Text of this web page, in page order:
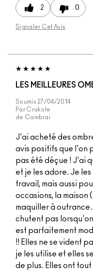
2 0
Signaler Cet Avis
LES MEILLEURES
Soumis 27/04/2014
Par Crakote
de Cambrai
J'ai acheté des
avis positifs que l'on
pas été déçue ! J'ai
et je les adore. Je
travail, mais aussi
occasions, la maison
maquiller à
chutent pas
est parfaitement
!! Elles ne se vident
je les utilise et elles
de plus. Elles ont